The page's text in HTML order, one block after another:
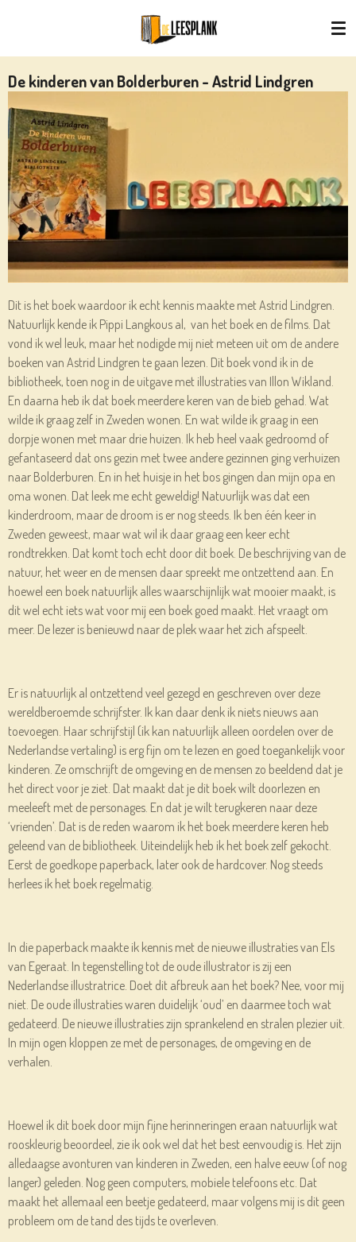
naar
de
hoofdinhoud
De kinderen van Bolderburen - Astrid Lindgren
Dit is het boek waardoor ik echt kennis maakte met Astrid Lindgren.
Natuurlijk kende ik Pippi Langkous al, van het boek en de films. Dat
vond ik wel leuk, maar het nodigde mij niet meteen uit om de andere
boeken van Astrid Lindgren te gaan lezen. Dit boek vond ik in de
bibliotheek, toen nog in de uitgave met illustraties van Illon Wikland.
En daarna heb ik dat boek meerdere keren van de bieb gehad. Wat
wilde ik graag zelf in Zweden wonen. En wat wilde ik graag in een
dorpje wonen met maar drie huizen. Ik heb heel vaak gedroomd of
gefantaseerd dat ons gezin met twee andere gezinnen ging verhuizen
naar Bolderburen. En in het huisje in het bos gingen dan mijn opa en
oma wonen. Dat leek me echt geweldig! Natuurlijk was dat een
kinderdroom, maar de droom is er nog steeds. Ik ben één keer in
Zweden geweest, maar wat wil ik daar graag een keer echt
rondtrekken. Dat komt toch echt door dit boek. De beschrijving van de
natuur, het weer en de mensen daar spreekt me ontzettend aan. En
hoewel een boek natuurlijk alles waarschijnlijk wat mooier maakt, is
dit wel echt iets wat voor mij een boek goed maakt. Het vraagt om
meer. De lezer is benieuwd naar de plek waar het zich afspeelt.
Er is natuurlijk al ontzettend veel gezegd en geschreven over deze
wereldberoemde schrijfster. Ik kan daar denk ik niets nieuws aan
toevoegen. Haar schrijfstijl (ik kan natuurlijk alleen oordelen over de
Nederlandse vertaling) is erg fijn om te lezen en goed toegankelijk voor
kinderen. Ze omschrijft de omgeving en de mensen zo beeldend dat je
het direct voor je ziet. Dat maakt dat je dit boek wilt doorlezen en
meeleeft met de personages. En dat je wilt terugkeren naar deze
‘vrienden’. Dat is de reden waarom ik het boek meerdere keren heb
geleend van de bibliotheek. Uiteindelijk heb ik het boek zelf gekocht.
Eerst de goedkope paperback, later ook de hardcover. Nog steeds
herlees ik het boek regelmatig.
In die paperback maakte ik kennis met de nieuwe illustraties van Els
van Egeraat. In tegenstelling tot de oude illustrator is zij een
Nederlandse illustratrice. Doet dit afbreuk aan het boek? Nee, voor mij
niet. De oude illustraties waren duidelijk ‘oud’ en daarmee toch wat
gedateerd. De nieuwe illustraties zijn sprankelend en stralen plezier uit.
In mijn ogen kloppen ze met de personages, de omgeving en de
verhalen.
Hoewel ik dit boek door mijn fijne herinneringen eraan natuurlijk wat
rooskleurig beoordeel, zie ik ook wel dat het best eenvoudig is. Het zijn
alledaagse avonturen van kinderen in Zweden, een halve eeuw (of nog
langer) geleden. Nog geen computers, mobiele telefoons etc. Dat
maakt het allemaal een beetje gedateerd, maar volgens mij is dit geen
probleem om de tand des tijds te overleven.